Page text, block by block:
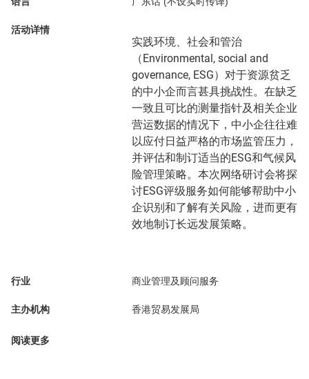
活动详情
实践环境、社会和管治
（Environmental, social and
governance, ESG）对于资源贫乏
的中小企而言甚具挑战性。在缺乏
一致且可比的测量指针及相关企业
营运数据的情况下，中小企往往难
以应付日益严格的市场监管压力，
并评估和制订适当的ESG和气候风
险管理策略。本次网络研讨会将探
讨ESG评级服务如何能够帮助中小
企识别和了解有关风险，进而更有
效地制订长远发展策略。
行业 商业管理及顾问服务
主办机构 香港贸易发展局
阅读更多